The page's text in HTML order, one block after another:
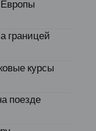
границей
курсы
поезде